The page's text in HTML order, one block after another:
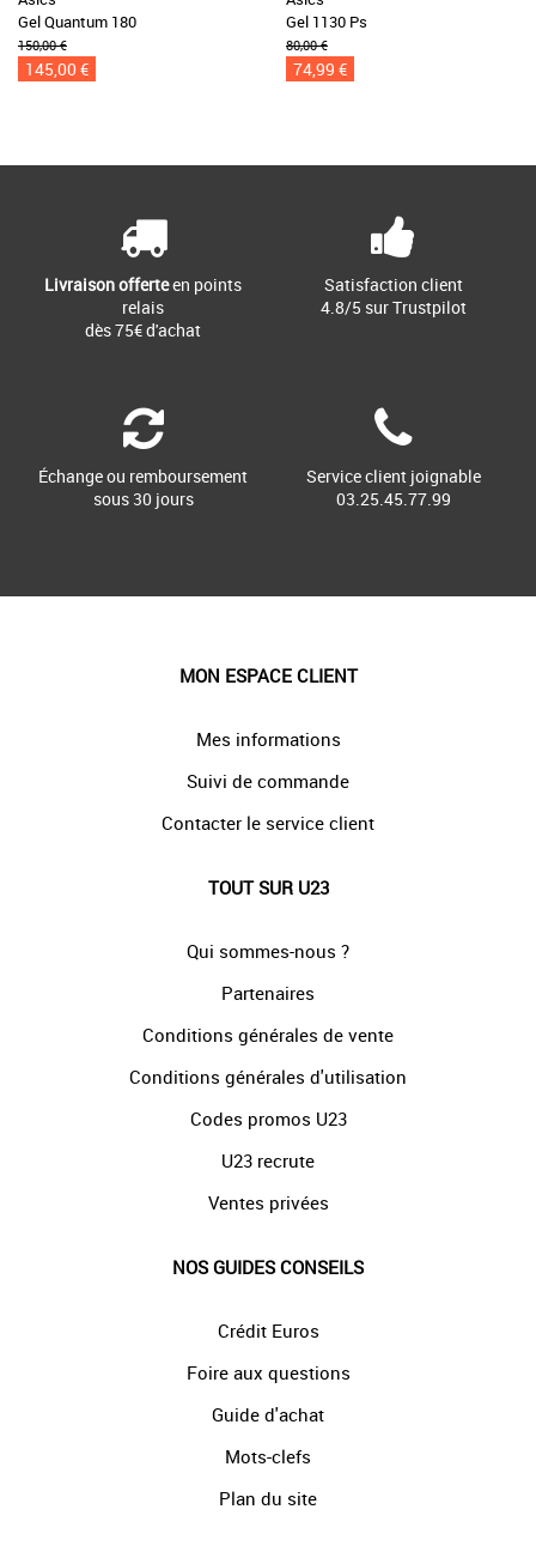
Gel Quantum 180
150,00 €
145,00 €
Gel 1130 Ps
80,00 €
74,99 €
Livraison offerteen points
relais
dès 75€ d'achat
Satisfaction client
4.8/5 sur Trustpilot
Échange ou remboursement
sous 30 jours
Service client joignable
03.25.45.77.99
MON ESPACE CLIENT
Mes informations
Suivi de commande
Contacter le service client
TOUT SUR U23
Qui sommes-nous ?
Partenaires
Conditions générales de vente
Conditions générales d'utilisation
Codes promos U23
U23 recrute
Ventes privées
NOS GUIDES CONSEILS
Crédit Euros
Foire aux questions
Guide d'achat
Mots-clefs
Plan du site